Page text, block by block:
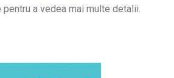
a vedea mai multe detalii.